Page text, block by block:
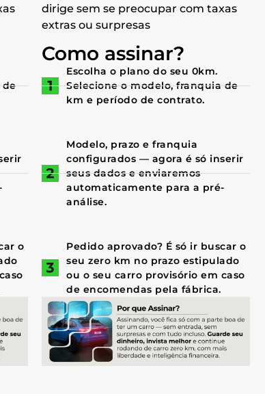
de
o
dirige sem se preocupar com taxas
extras ou surpresas
Como assinar?
Escolha o plano do seu 0km.
Selecione o modelo, franquia de
km e período de contrato.
Modelo, prazo e franquia
configurados — agora é só inserir
seus dados e enviaremos
automaticamente para a pré-
análise.
Pedido aprovado? É só ir buscar o
seu zero km no prazo estipulado
ou o seu carro provisório em caso
de encomendas pela fábrica.